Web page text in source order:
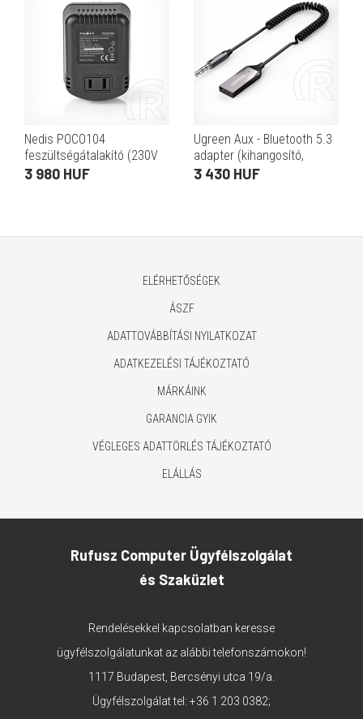
Nedis POCO104
feszültségátalakító (230V
AC › 110V AC, 30W,
3 980 HUF
Ugreen Aux - Bluetooth 5.3
adapter (kihangosító,
3,5mm Jack, autós,
3 430 HUF
ELÉRHETŐSÉGEK
ÁSZF
ADATTOVÁBBÍTÁSI NYILATKOZAT
ADATKEZELÉSI TÁJÉKOZTATÓ
MÁRKÁINK
GARANCIA GYIK
VÉGLEGES ADATTÖRLÉS TÁJÉKOZTATÓ
ELÁLLÁS
Rufusz Computer Ügyfélszolgálat
és Szaküzlet
Rendelésekkel kapcsolatban keresse
ügyfélszolgálatunkat az alábbi telefonszámokon!
1117 Budapest, Bercsényi utca 19/a.
Ügyfélszolgálat tel: +36 1 203 0382;